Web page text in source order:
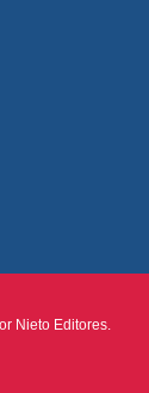
Nieto Editores.